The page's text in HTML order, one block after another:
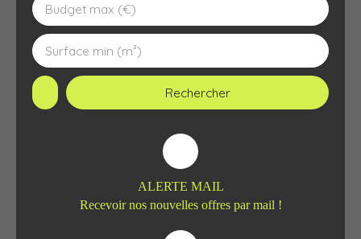
Budget max (€)
Surface min (m²)
Rechercher
ALERTE MAIL
Recevoir nos nouvelles offres par mail !